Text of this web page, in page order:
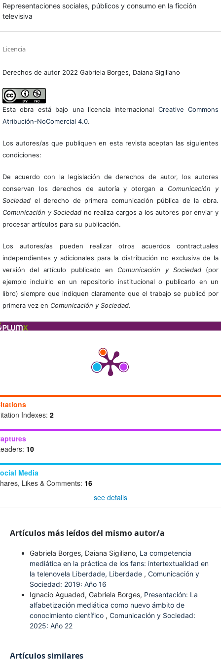
Representaciones sociales, públicos y consumo en la ficción
televisiva
Licencia
Derechos de autor 2022 Gabriela Borges, Daiana Sigiliano
Esta obra está bajo una licencia internacional Creative Commons
Atribución-NoComercial 4.0.
Los autores/as que publiquen en esta revista aceptan las siguientes
condiciones:
De acuerdo con la legislación de derechos de autor, los autores
conservan los derechos de autoría y otorgan a Comunicación y
Sociedadel derecho de primera comunicación pública de la obra.
Comunicación y Sociedad no realiza cargos a los autores por enviar y
procesar artículos para su publicación.
Los autores/as pueden realizar otros acuerdos contractuales
independientes y adicionales para la distribución no exclusiva de la
versión del artículo publicado en Comunicación y Sociedad(por
ejemplo incluirlo en un repositorio institucional o publicarlo en un
libro) siempre que indiquen claramente que el trabajo se publicó por
primera vez en Comunicación y Sociedad.
Indexes: 2
10
Media
Likes & Comments: 16
see details
Artículos más leídos del mismo autor/a
Gabriela Borges, Daiana Sigiliano, La competencia
mediática en la práctica de los fans: intertextualidad en
la telenovela Liberdade, Liberdade , Comunicación y
Sociedad: 2019: Año 16
Ignacio Aguaded, Gabriela Borges, Presentación: La
alfabetización mediática como nuevo ámbito de
conocimiento científico , Comunicación y Sociedad:
2025: Año 22
Artículos similares